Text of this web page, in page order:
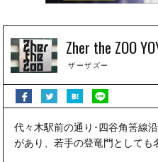
Zher the ZOO
ザーザズー
代々木駅前の通り･四谷角筈線
があり、若手の登竜門としても